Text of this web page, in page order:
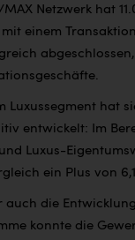
Netzwerk hat
mit einem
Luxussegment hat
entwickelt: Im
Luxus-
ein Plus von
die
konnte die